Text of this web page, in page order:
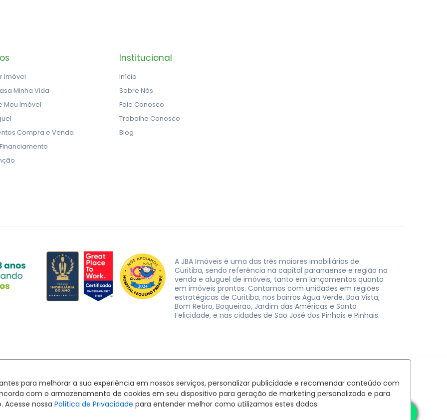
para melhorar a sua experiência em nossos serviços, personalizar publicidade e recomendar conteúdo com
com o armazenamento de cookies em seu dispositivo para geração de marketing personalizado e para
Acesse nossa Política de Privacidade para entender melhor como utilizamos estes dados.
Imóvel
Minha Vida
Meu Imóvel
Compra e Venda
Institucional
Início
Sobre Nós
Fale Conosco
Trabalhe Conosco
Blog
A JBA Imóveis é uma das três maiores imobiliárias de
Curitiba, sendo referência na capital paranaense e região na
venda e aluguel de imóveis, tanto em lançamentos quanto
em imóveis prontos. Contamos com unidades em regiões
estratégicas de Curitiba, nos bairros Água Verde, Boa Vista,
Bom Retiro, Boqueirão, Jardim das Américas e Santa
Felicidade, e nas cidades de São José dos Pinhais e Pinhais.
Política de privacidade
Termos de uso
Feito com
pelo time daRocketImob | Site para Imobiliária